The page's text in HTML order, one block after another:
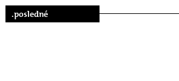
.posledné